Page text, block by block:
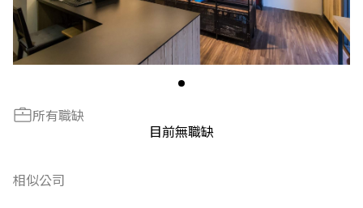
所有職缺
目前無職缺
相似公司